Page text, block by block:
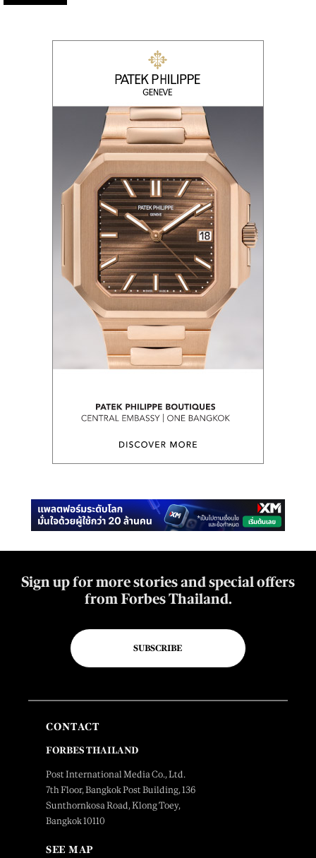
Sign up for more stories and special offers
from Forbes Thailand.
SUBSCRIBE
CONTACT
FORBES THAILAND
Post International Media Co., Ltd.
7th Floor, Bangkok Post Building, 136
Sunthornkosa Road, Klong Toey,
Bangkok 10110
SEE MAP